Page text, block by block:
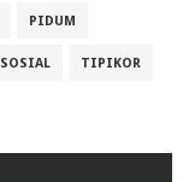
PIDUM
SOSIAL TIPIKOR